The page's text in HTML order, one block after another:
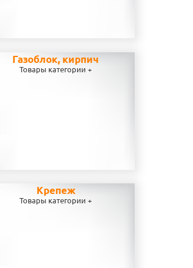
Газоблок, кирпич
Товары категории +
Крепеж
Товары категории +